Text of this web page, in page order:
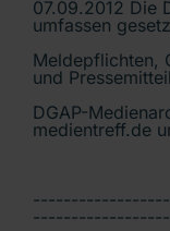
07.09.2012 Die
umfassen
Meldepflichten,
und
DGAP-
medientreff.de